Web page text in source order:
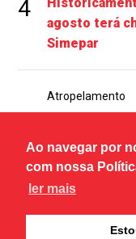
Ao navegar por
com nossa
ler mais
4
agosto terá
Simepar
5
Atropelamento
PM prendeu
homem na
© Copyright